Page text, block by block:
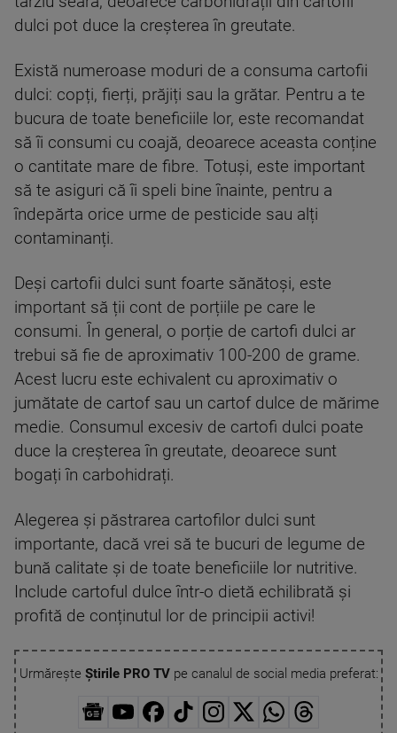
dulci pot duce la creșterea în greutate.
Există numeroase moduri de a consuma cartofii
dulci: copți, fierți, prăjiți sau la grătar. Pentru a te
bucura de toate beneficiile lor, este recomandat
să îi consumi cu coajă, deoarece aceasta conține
o cantitate mare de fibre. Totuși, este important
să te asiguri că îi speli bine înainte, pentru a
îndepărta orice urme de pesticide sau alți
contaminanți.
Deși cartofii dulci sunt foarte sănătoși, este
important să ții cont de porțiile pe care le
consumi. În general, o porție de cartofi dulci ar
trebui să fie de aproximativ 100-200 de grame.
Acest lucru este echivalent cu aproximativ o
jumătate de cartof sau un cartof dulce de mărime
medie. Consumul excesiv de cartofi dulci poate
duce la creșterea în greutate, deoarece sunt
bogați în carbohidrați.
Alegerea și păstrarea cartofilor dulci sunt
importante, dacă vrei să te bucuri de legume de
bună calitate și de toate beneficiile lor nutritive.
Include cartoful dulce într-o dietă echilibrată și
profită de conținutul lor de principii activi!
Urmărește Știrile PRO TVpe canalul de social media preferat: